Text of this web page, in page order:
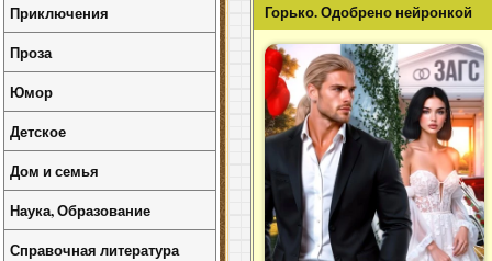
Горько. Одобрено нейронкой
Приключения
Проза
Юмор
Детское
Дом и семья
Наука, Образование
Справочная литература